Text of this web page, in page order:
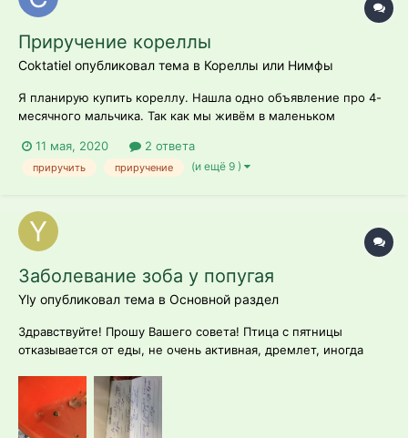
Приручение кореллы
Coktatiel опубликовал тема в Кореллы или Нимфы
Я планирую купить кореллу. Нашла одно объявление про 4-
месячного мальчика. Так как мы живём в маленьком
кроме волнистиков. Скажите, птицу можно будет приручить
и научить говорить в возрасте 4-5 месяцев? Продавец также
11 мая, 2020 2 ответа
приручить приручение (и ещё 9 )
Заболевание зоба у попугая
Yly опубликовал тема в Основной раздел
Здравствуйте! Прошу Вашего совета! Птица с пятницы
отказывается от еды, не очень активная, дремлет, иногда
самостоятельно пить, кормлю насильно! Специалистов в
городе не нашла, один доктор согласился осмотреть, нашел
уплотнение в зобе, сделал назначение, н...